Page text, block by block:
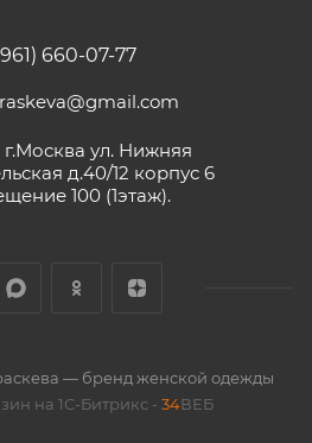
660-07-77
г.Москва ул. Нижняя
д.40/12 корпус 6
100 (1этаж).
— бренд женской одежды
на 1С-Битрикс - 34ВЕБ